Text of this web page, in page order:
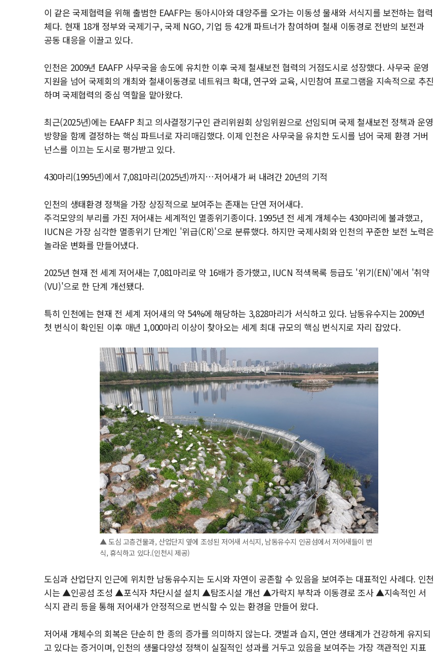
이 같은 국제협력을 위해 출범한 EAAFP는 동아시아와 대양주를 오가는 이동성 물새와 서식지를 보전하는 협력
체다. 현재 18개 정부와 국제기구, 국제 NGO, 기업 등 42개 파트너가 참여하며 철새 이동경로 전반의 보전과
공동 대응을 이끌고 있다.
인천은 2009년 EAAFP 사무국을 송도에 유치한 이후 국제 철새보전 협력의 거점도시로 성장했다. 사무국 운영
지원을 넘어 국제회의 개최와 철새이동경로 네트워크 확대, 연구와 교육, 시민참여 프로그램을 지속적으로 추진
하며 국제협력의 중심 역할을 맡아왔다.
최근(2025년)에는 EAAFP 최고 의사결정기구인 관리위원회 상임위원으로 선임되며 국제 철새보전 정책과 운영
방향을 함께 결정하는 핵심 파트너로 자리매김했다. 이제 인천은 사무국을 유치한 도시를 넘어 국제 환경 거버
넌스를 이끄는 도시로 평가받고 있다.
430마리(1995년)에서 7,081마리(2025년)까지…저어새가 써 내려간 20년의 기적
인천의 생태환경 정책을 가장 상징적으로 보여주는 존재는 단연 저어새다.
주걱모양의 부리를 가진 저어새는 세계적인 멸종위기종이다. 1995년 전 세계 개체수는 430마리에 불과했고,
IUCN은 가장 심각한 멸종위기 단계인 '위급(CR)'으로 분류했다. 하지만 국제사회와 인천의 꾸준한 보전 노력은
놀라운 변화를 만들어냈다.
2025년 현재 전 세계 저어새는 7,081마리로 약 16배가 증가했고, IUCN 적색목록 등급도 '위기(EN)'에서 '취약
(VU)'으로 한 단계 개선됐다.
특히 인천에는 현재 전 세계 저어새의 약 54%에 해당하는 3,828마리가 서식하고 있다. 남동유수지는 2009년
첫 번식이 확인된 이후 매년 1,000마리 이상이 찾아오는 세계 최대 규모의 핵심 번식지로 자리 잡았다.
▲ 도심 고층건물과, 산업단지 옆에 조성된 저어새 서식지, 남동유수지 인공섬에서 저어새들이 번
식, 휴식하고 있다.(인천시 제공)
도심과 산업단지 인근에 위치한 남동유수지는 도시와 자연이 공존할 수 있음을 보여주는 대표적인 사례다. 인천
시는 ▲인공섬 조성 ▲포식자 차단시설 설치 ▲탐조시설 개선 ▲가락지 부착과 이동경로 조사 ▲지속적인 서
식지 관리 등을 통해 저어새가 안정적으로 번식할 수 있는 환경을 만들어 왔다.
저어새 개체수의 회복은 단순히 한 종의 증가를 의미하지 않는다. 갯벌과 습지, 연안 생태계가 건강하게 유지되
고 있다는 증거이며, 인천의 생물다양성 정책이 실질적인 성과를 거두고 있음을 보여주는 가장 객관적인 지표